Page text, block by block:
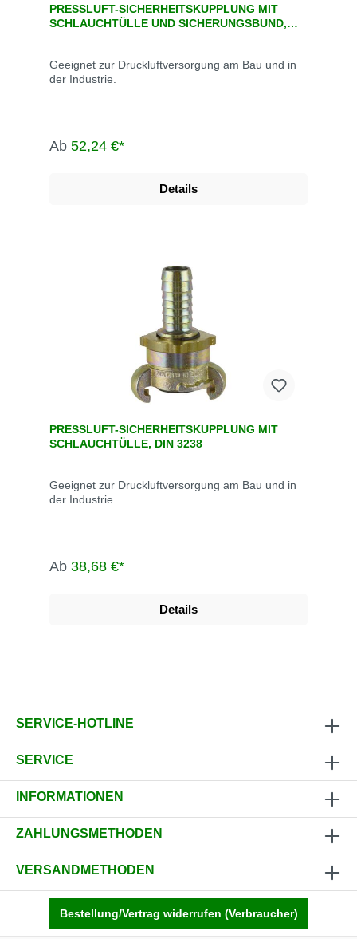
PRESSLUFT-SICHERHEITSKUPPLUNG MIT
SCHLAUCHTÜLLE UND SICHERUNGSBUND,
Geeignet zur Druckluftversorgung am Bau und in
der Industrie.
Ab 52,24 €*
Details
PRESSLUFT-SICHERHEITSKUPPLUNG MIT
SCHLAUCHTÜLLE, DIN 3238
Geeignet zur Druckluftversorgung am Bau und in
der Industrie.
Ab 38,68 €*
Details
SERVICE-HOTLINE
SERVICE
INFORMATIONEN
ZAHLUNGSMETHODEN
VERSANDMETHODEN
Bestellung/Vertrag widerrufen (Verbraucher)